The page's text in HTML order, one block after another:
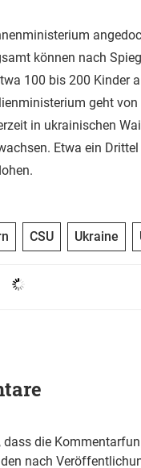
können nach
100 bis 200 Kinder
geht
in ukrainischen
Etwa ein
CSU Ukraine
dass die
nach